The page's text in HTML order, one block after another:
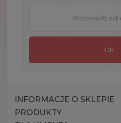
INFORMACJE O SKLEPIE
PRODUKTY